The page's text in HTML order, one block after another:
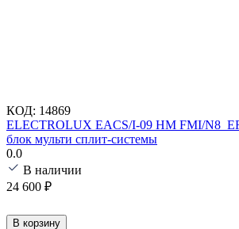
КОД: 14869
ELECTROLUX EACS/I-09 HM FMI/
блок мульти сплит-системы
0.0
В наличии
24 600 ₽
В корзину